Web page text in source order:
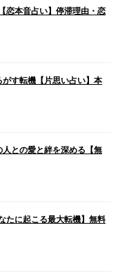
恋本音占い】停滞理由・恋
す転機【片思い占い】本
との愛と絆を深める【無
に起こる最大転機】無料